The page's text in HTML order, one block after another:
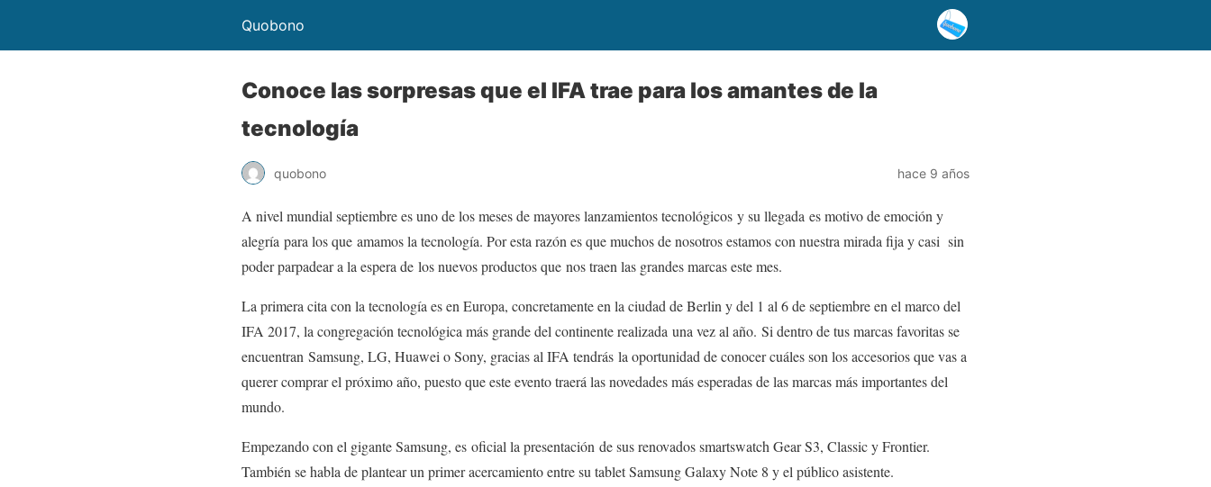
Quobono
Conoce las sorpresas que el IFA trae para los amantes de la
tecnología
quobono hace 9 años
A nivel mundial septiembre es uno de los meses de mayores lanzamientos tecnológicos y su llegada es motivo de emoción y
alegría para los que amamos la tecnología. Por esta razón es que muchos de nosotros estamos con nuestra mirada fija y casi sin
poder parpadear a la espera de los nuevos productos que nos traen las grandes marcas este mes.
La primera cita con la tecnología es en Europa, concretamente en la ciudad de Berlin y del 1 al 6 de septiembre en el marco del
IFA 2017, la congregación tecnológica más grande del continente realizada una vez al año. Si dentro de tus marcas favoritas se
encuentran Samsung, LG, Huawei o Sony, gracias al IFA tendrás la oportunidad de conocer cuáles son los accesorios que vas a
querer comprar el próximo año, puesto que este evento traerá las novedades más esperadas de las marcas más importantes del
mundo.
Empezando con el gigante Samsung, es oficial la presentación de sus renovados smartswatch Gear S3, Classic y Frontier.
También se habla de plantear un primer acercamiento entre su tablet Samsung Galaxy Note 8 y el público asistente.